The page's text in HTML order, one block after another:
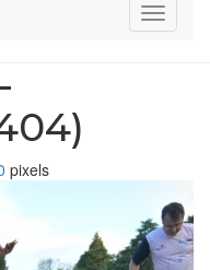
pixels